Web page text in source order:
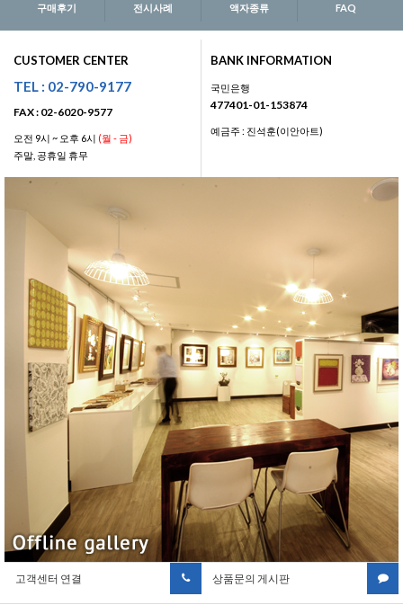
구매후기 전시사례 액자종류 FAQ
CUSTOMER CENTER
TEL : 02-790-9177
FAX : 02-6020-9577
오전 9시 ~ 오후 6시 (월 - 금)
주말, 공휴일 휴무
BANK INFORMATION
국민은행
477401-01-153874
예금주 : 진석훈(이안아트)
고객센터 연결 상품문의 게시판